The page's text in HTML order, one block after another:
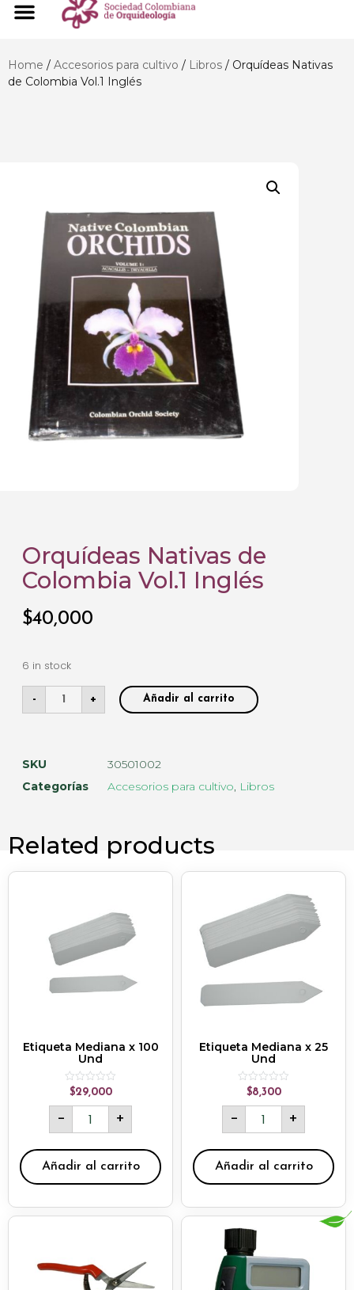
Home / Accesorios para cultivo / Libros / Orquídeas Nativas
de Colombia Vol.1 Inglés
Orquídeas Nativas de
Colombia Vol.1 Inglés
$40,000
6 in stock
- + Añadir al carrito
SKU
30501002
Categorías
Accesorios para cultivo, Libros
Related products
Etiqueta Mediana x 100
Und
Rated
out
$29,000
- +
Añadir al carrito
Etiqueta Mediana x 25
Und
Rated
out
$8,300
- +
Añadir al carrito